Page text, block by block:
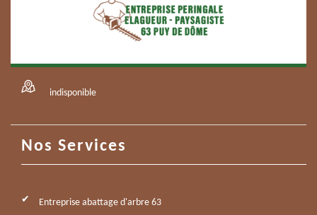
indisponible
Nos Services
Entreprise abattage d'arbre 63